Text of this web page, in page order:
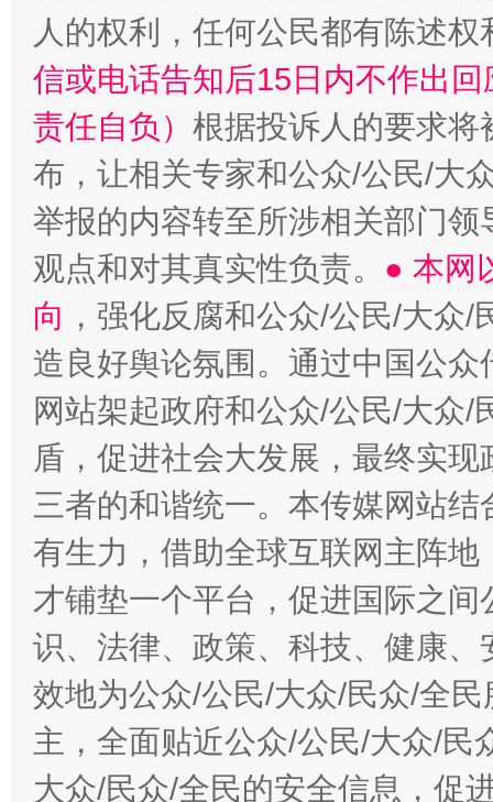
人的权利，任何公民都有陈述
信或电话告知后15日内不作出
责任自负） 根据投诉人的要求将
布，让相关专家和公众/公民/大
举报的内容转至所涉相关部门
观点和对其真实性负责。 ● 本网
向 ，强化反腐和公众/公民/大众
造良好舆论氛围。通过中国公
网站架起政府和公众/公民/大众
盾，促进社会大发展，最终实
三者的和谐统一。本传媒网站
有生力，借助全球互联网主阵
才铺垫一个平台，促进国际之
识、法律、政策、科技、健康
效地为公众/公民/大众/民众/全
主，全面贴近公众/公民/大众/民
大众/民众/全民的安全信息，促